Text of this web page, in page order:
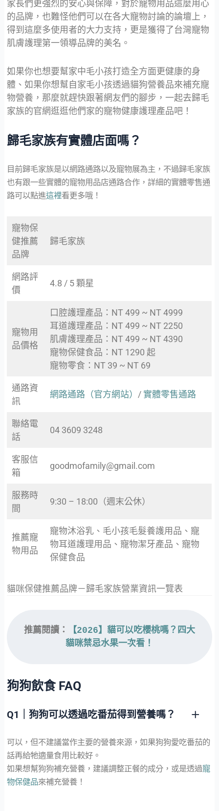
家長們更強烈的安心與保障，對於寵物用品這麼用心
的品牌，也難怪他們可以在各大寵物討論的論壇上，
得到這麼多使用者的大力支持，更是獲得了台灣寵物
肌膚護理第一領導品牌的美名。
如果你也想要幫家中毛小孩打造全方面更健康的身
體、如果你想幫自家毛小孩透過貓狗營養品來補充寵
物營養，那麼就趕快跟著網友們的腳步，一起去歸毛
家族的官網逛逛他們家的寵物健康護理產品吧！
歸毛家族有實體店面嗎？
目前歸毛家族是以網路通路以及寵物展為主，不過歸毛家族
也有跟一些實體的寵物用品店通路合作，詳細的實體零售通
路可以點進這裡看更多哦！
寵物保
健推薦
品牌
歸毛家族
網路評
價
4.8 / 5 顆星
寵物用
品價格
口腔護理產品：NT 499 ~ NT 4999
耳道護理產品：NT 499 ~ NT 2250
肌膚護理產品：NT 499 ~ NT 4390
寵物保健食品：NT 1290 起
寵物零食：NT 39 ~ NT 69
通路資
訊
網路通路（官方網站） / 實體零售通路
聯絡電
話
04 3609 3248
客服信
箱
goodmofamily@gmail.com
服務時
間
9:30 – 18:00（週末公休）
推薦寵
物用品
寵物沐浴乳、毛小孩毛髮養護用品、寵
物耳道護理用品、寵物潔牙產品、寵物
保健食品
貓咪保健推薦品牌－歸毛家族營業資訊一覽表
推薦閱讀：
【2026】貓可以吃櫻桃嗎？四大
貓咪禁忌水果一次看！
狗狗飲食 FAQ
Q1｜狗狗可以透過吃番茄得到營養嗎？
可以，但不建議當作主要的營養來源，如果狗狗愛吃番茄的
話再給牠適量食用比較好。
如果想幫狗狗補充營養，建議調整正餐的成分，或是透過寵
物保健品來補充營養！